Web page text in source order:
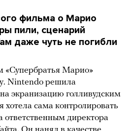
фильма о Марио
пили, сценарий
даже чуть не погибли
«Супербратья Марио»
Nintendo решила
экранизацию голливудским
хотела сама контролировать
ответственным директора